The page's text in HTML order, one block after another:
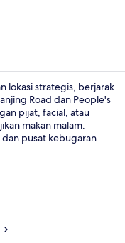
lokasi strategis, berjarak
Road dan People's
pijat, facial, atau
makan malam.
pusat kebugaran
dari para traveler.
umum: Stasiun East
Garden berjarak